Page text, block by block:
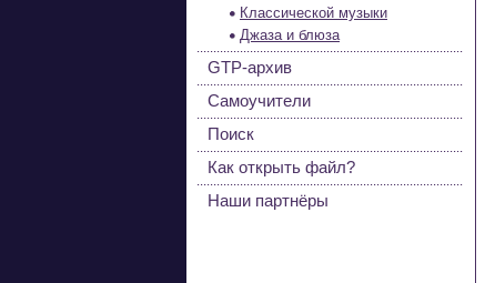
Классической музыки
Джаза и блюза
GTP-архив
Самоучители
Поиск
Как открыть файл?
Наши партнёры